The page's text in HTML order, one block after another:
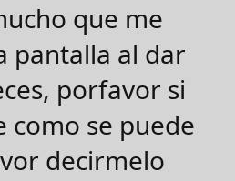
que me
pantalla al dar
porfavor si
como se puede
decirmelo